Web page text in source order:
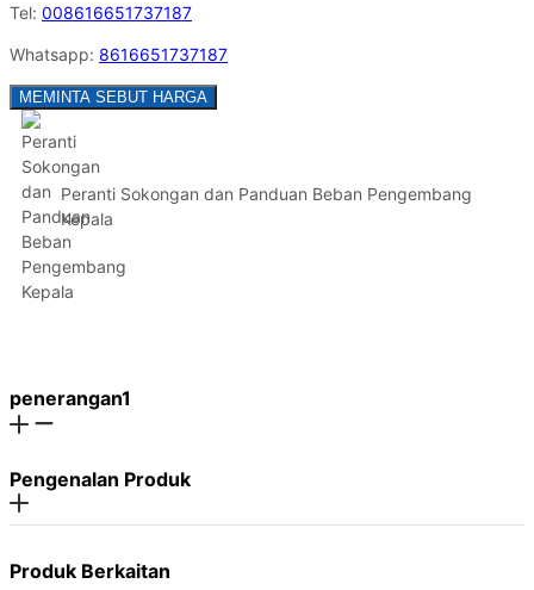
Tel: 008616651737187
Whatsapp: 8616651737187
MEMINTA SEBUT HARGA
Peranti Sokongan dan Panduan Beban Pengembang
Kepala
penerangan1
Pengenalan Produk
Produk Berkaitan